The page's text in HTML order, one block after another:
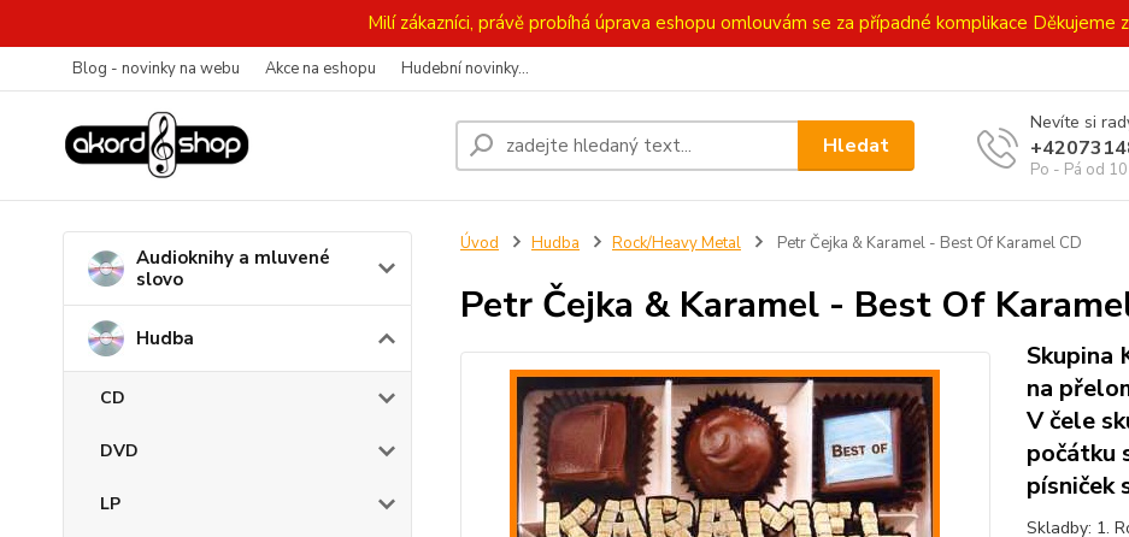
Milí zákazníci, právě probíhá úprava eshopu omlouvám se za případné komplikace Děkujeme
Blog - novinky na webu Akce na eshopu Hudební novinky...
Hledat
Nevíte si
Po - Pá od
Audioknihy a mluvené
slovo
Hudba
CD
DVD
LP
Úvod Hudba Rock/Heavy Metal Petr Čejka & Karamel - Best Of Karamel CD
Petr Čejka & Karamel - Best Of
Skupina
na
V čele
počátku
písniček
Skladby: 1.